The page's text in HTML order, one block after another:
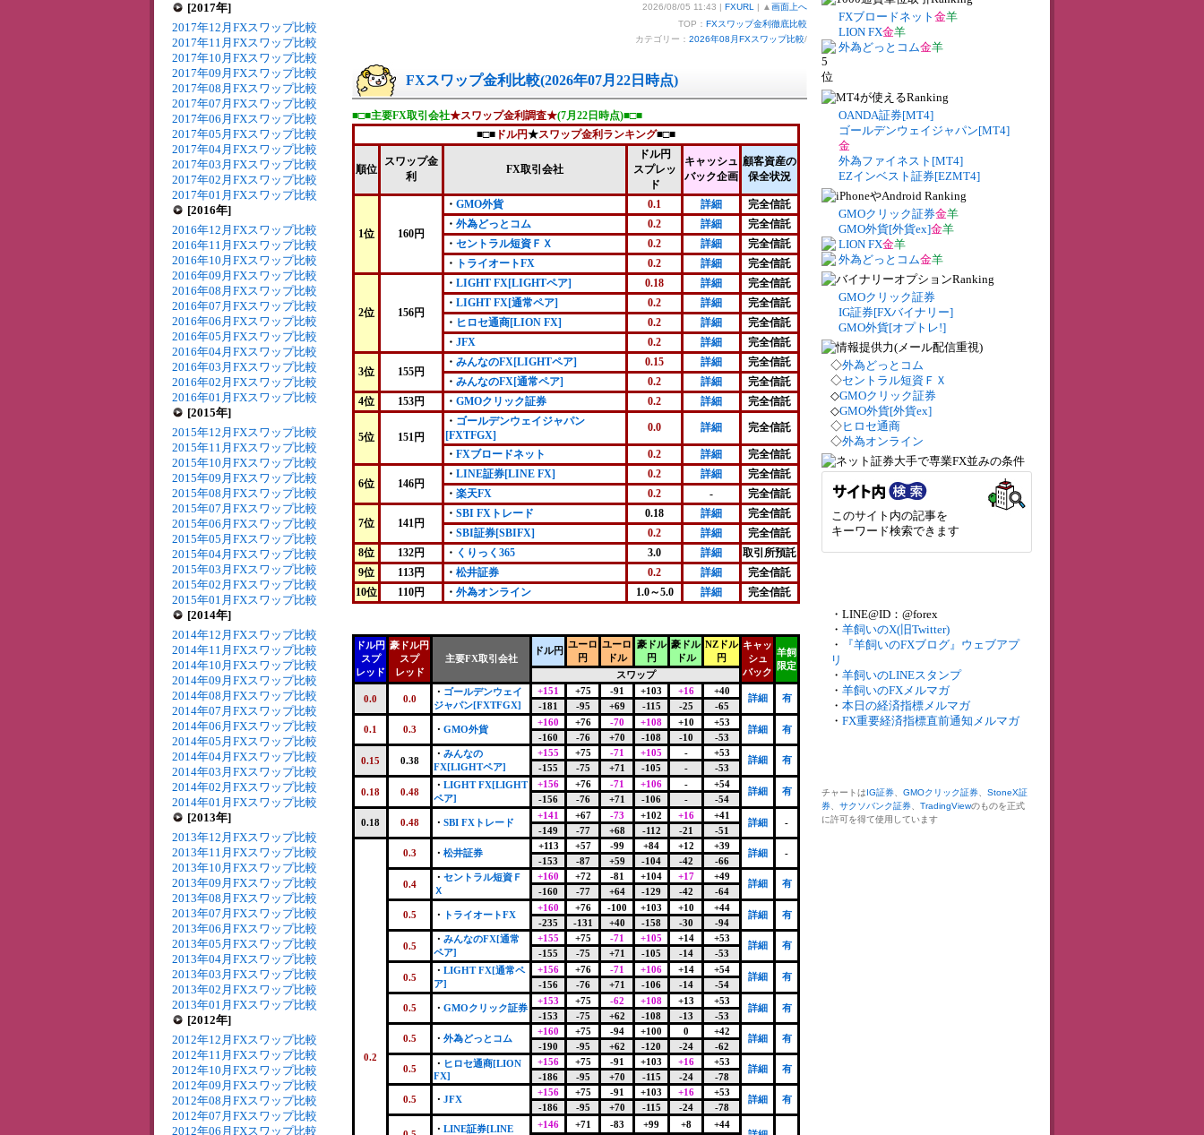
[2017年]
2017年12月FXスワップ比較
2017年11月FXスワップ比較
2017年10月FXスワップ比較
2017年09月FXスワップ比較
2017年08月FXスワップ比較
2017年07月FXスワップ比較
2017年06月FXスワップ比較
2017年05月FXスワップ比較
2017年04月FXスワップ比較
2017年03月FXスワップ比較
2017年02月FXスワップ比較
2017年01月FXスワップ比較
[2016年]
2016年12月FXスワップ比較
2016年11月FXスワップ比較
2016年10月FXスワップ比較
2016年09月FXスワップ比較
2016年08月FXスワップ比較
2016年07月FXスワップ比較
2016年06月FXスワップ比較
2016年05月FXスワップ比較
2016年04月FXスワップ比較
2016年03月FXスワップ比較
2016年02月FXスワップ比較
2016年01月FXスワップ比較
[2015年]
2015年12月FXスワップ比較
2015年11月FXスワップ比較
2015年10月FXスワップ比較
2015年09月FXスワップ比較
2015年08月FXスワップ比較
2015年07月FXスワップ比較
2015年06月FXスワップ比較
2015年05月FXスワップ比較
2015年04月FXスワップ比較
2015年03月FXスワップ比較
2015年02月FXスワップ比較
2015年01月FXスワップ比較
[2014年]
2014年12月FXスワップ比較
2014年11月FXスワップ比較
2014年10月FXスワップ比較
2014年09月FXスワップ比較
2014年08月FXスワップ比較
2014年07月FXスワップ比較
2014年06月FXスワップ比較
2014年05月FXスワップ比較
2014年04月FXスワップ比較
2014年03月FXスワップ比較
2014年02月FXスワップ比較
2014年01月FXスワップ比較
[2013年]
2013年12月FXスワップ比較
2013年11月FXスワップ比較
2013年10月FXスワップ比較
2013年09月FXスワップ比較
2013年08月FXスワップ比較
2013年07月FXスワップ比較
2013年06月FXスワップ比較
2013年05月FXスワップ比較
2013年04月FXスワップ比較
2013年03月FXスワップ比較
2013年02月FXスワップ比較
2013年01月FXスワップ比較
[2012年]
2012年12月FXスワップ比較
2012年11月FXスワップ比較
2012年10月FXスワップ比較
2012年09月FXスワップ比較
2012年08月FXスワップ比較
2012年07月FXスワップ比較
2012年06月FXスワップ比較
2026/08/05 11:43 | FXURL | ▲ 画面上へ
TOP： FXスワップ金利徹底比較
カテゴリー： 2026年08月FXスワップ比較/
FXスワップ金利比較(2026年07月22日時点)
■□■主要FX取引会社★スワップ金利調査★(7月22日時点)■□■
■□■ ドル円★スワップ金利ランキング■□■
順位
スワップ金
利
FX取引会社
ドル円
スプレッ
ド
キャッシュ
バック企画
顧客資産の
保全状況
1位 160円
・ GMO外貨 0.1 詳細
完全信託
・ 外為どっとコム 0.2 詳細
完全信託
・ セントラル短資ＦＸ 0.2 詳細
完全信託
・
トライオートFX 0.2 詳細 完全信託
2位 156円
・ LIGHT FX[LIGHTペア] 0.18 詳細
完全信託
・ LIGHT FX[通常ペア] 0.2 詳細
完全信託
・ ヒロセ通商[LION FX] 0.2 詳細
完全信託
・ JFX 0.2 詳細 完全信託
3位 155円
・ みんなのFX[LIGHTペア] 0.15 詳細
完全信託
・ みんなのFX[通常ペア] 0.2 詳細
完全信託
4位
153円 ・ GMOクリック証券 0.2 詳細 完全信託
5位 151円
・ ゴールデンウェイジャパン
[FXTFGX]
0.0 詳細 完全信託
・ FXブロードネット 0.2 詳細 完全信託
6位 146円
・ LINE証券[LINE FX] 0.2 詳細
完全信託
・ 楽天FX 0.2 - 完全信託
7位 141円
・ SBI FXトレード 0.18 詳細
完全信託
・ SBI証券[SBIFX] 0.2 詳細
完全信託
8位
132円 ・ くりっく365 3.0 詳細
取引所預託
9位
113円 ・ 松井証券 0.2 詳細
完全信託
10位
110円 ・ 外為オンライン 1.0～5.0 詳細 完全信託
ドル円
スプ
レッド
豪ドル円
スプ
レッド
主要FX取引会社
ドル円
ユーロ
円
ユーロ
ドル
豪ドル
円
豪ドル
ドル
NZドル
円
キャッ
シュ
バック
羊飼
限定
スワップ
0.0 0.0
・ ゴールデンウェイ
ジャパン[FXTFGX]
+151 +75 -91 +103 +16 +40
詳細 有
-181 -95 +69 -115 -25 -65
0.1 0.3 ・ GMO外貨
+160 +76 -70 +108 +10 +53
詳細 有
-160 -76 +70 -108 -10 -53
0.15 0.38
・ みんなの
FX[LIGHTペア]
+155 +75 -71 +105 - +53
詳細 有
-155 -75 +71 -105 - -53
0.18 0.48
・ LIGHT FX[LIGHT
ペア]
+156 +76 -71 +106 - +54
詳細 有
-156 -76 +71 -106 - -54
0.18 0.48 ・ SBI FXトレード
+141 +67 -73 +102 +16 +41
詳細 -
-149 -77 +68 -112 -21 -51
0.2
0.3 ・ 松井証券
+113 +57 -99 +84 +12 +39
詳細 -
-153 -87 +59 -104 -42 -66
0.4
・ セントラル短資Ｆ
Ｘ
+160 +72 -81 +104 +17 +49
詳細 有
-160 -77 +64 -129 -42 -64
0.5 ・ トライオートFX
+160 +76 -100 +103 +10 +44
詳細 有
-235 -131 +40 -158 -30 -94
0.5
・ みんなのFX[通常
ペア]
+155 +75 -71 +105 +14 +53
詳細 有
-155 -75 +71 -105 -14 -53
0.5
・ LIGHT FX[通常ペ
ア]
+156 +76 -71 +106 +14 +54
詳細 有
-156 -76 +71 -106 -14 -54
0.5 ・ GMOクリック証券
+153 +75 -62 +108 +13 +53
詳細 有
-153 -75 +62 -108 -13 -53
0.5 ・ 外為どっとコム
+160 +75 -94 +100 0 +42
詳細 有
-190 -95 +62 -120 -24 -62
0.5 ・ ヒロセ通商[LION
FX]
+156 +75 -91 +103 +16 +53
詳細 有
-186 -95 +70 -115 -24 -78
0.5 ・ JFX
+156 +75 -91 +103 +16 +53
詳細 有
-186 -95 +70 -115 -24 -78
・ LINE証券[LINE +146 +71 -83 +99 +8
+44
FXブロードネット 金羊
LION FX金羊
外為どっとコム金羊
OANDA証券[MT4]
ゴールデンウェイジャパン[MT4]
金
外為ファイネスト[MT4]
EZインベスト証券[EZMT4]
GMOクリック証券金羊
GMO外貨[外貨ex]金羊
LION FX金羊
外為どっとコム金羊
GMOクリック証券
IG証券[FXバイナリー]
GMO外貨[オプトレ!]
◇外為どっとコム
◇セントラル短資ＦＸ
◇GMOクリック証券
◇GMO外貨[外貨ex]
◇ヒロセ通商
◇外為オンライン
このサイト内の記事を
キーワード検索できます
・LINE@ID：@forex
・ 羊飼いのX(旧Twitter)
・
『羊飼いのFXブログ』ウェブアプ
リ
・ 羊飼いのLINEスタンプ
・ 羊飼いのFXメルマガ
・ 本日の経済指標メルマガ
・ FX重要経済指標直前通知メルマガ
チャートはIG証券 GMOクリック証券
StoneX証
券
サクソバンク証券 TradingViewのものを正式
に許可を得て使用しています